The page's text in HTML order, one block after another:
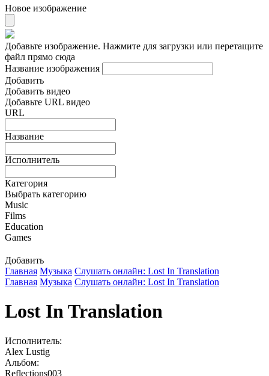
Новое изображение
Добавьте изображение. Нажмите для загрузки или перетащите
файл прямо сюда
Название изображения
Добавить
Добавить видео
Добавьте URL видео
URL
Название
Исполнитель
Категория
Выбрать категорию
Music
Films
Education
Games
Добавить
Главная Музыка Слушать онлайн: Lost In Translation
Главная Музыка Слушать онлайн: Lost In Translation
Lost In Translation
Исполнитель:
Alex Lustig
Альбом:
Reflections003